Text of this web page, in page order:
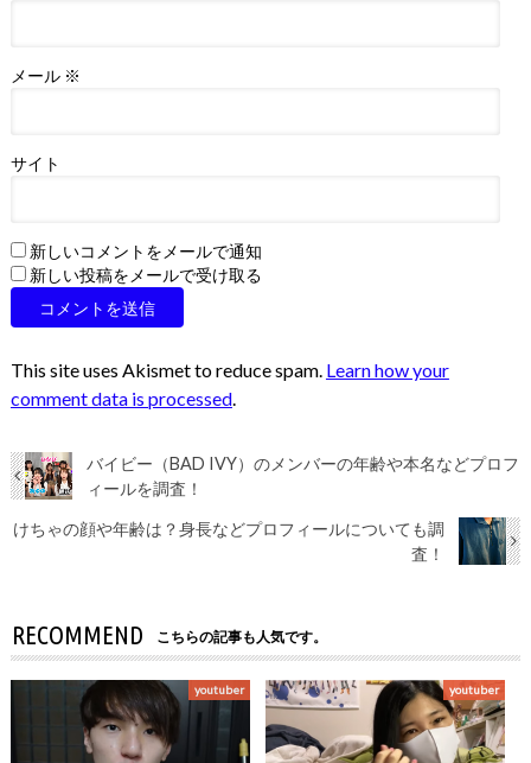
メール ※
サイト
新しいコメントをメールで通知
新しい投稿をメールで受け取る
This site uses Akismet to reduce spam. Learn how your
comment data is processed.
バイビー（BAD IVY）のメンバーの年齢や本名などプロフ
ィールを調査！
けちゃの顔や年齢は？身長などプロフィールについても調
査！
RECOMMEND こちらの記事も人気です。
youtuber youtuber